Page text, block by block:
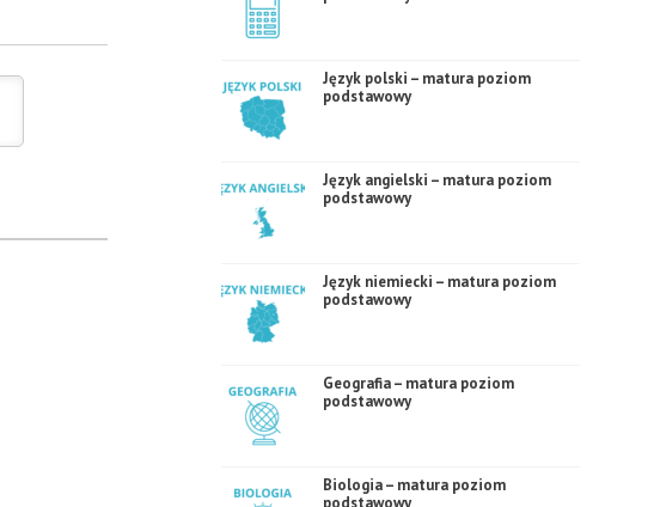
Język polski – matura poziom
podstawowy
Język angielski – matura poziom
podstawowy
Język niemiecki – matura poziom
podstawowy
Geografia – matura poziom
podstawowy
Biologia – matura poziom
podstawowy